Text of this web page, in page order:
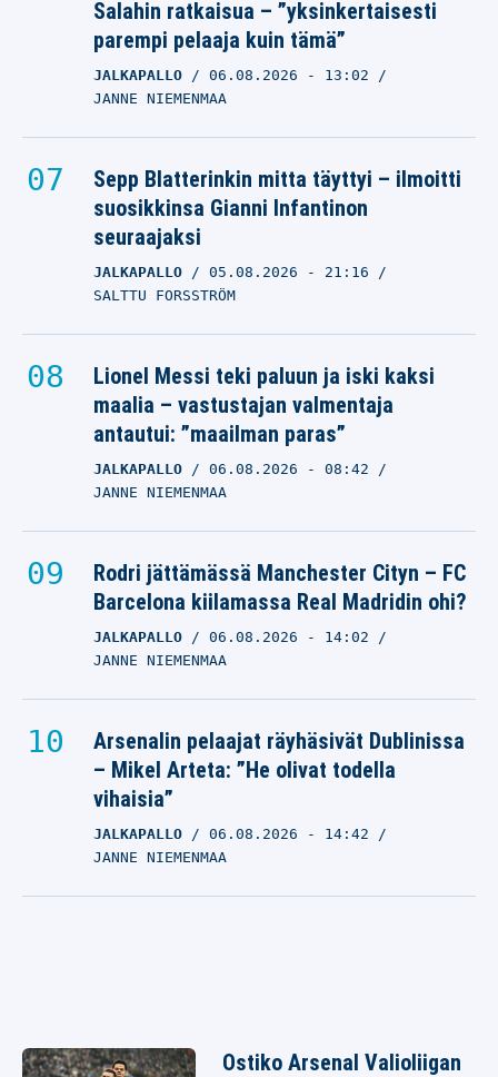
Salahin ratkaisua – ”yksinkertaisesti
parempi pelaaja kuin tämä”
JALKAPALLO 06.08.2026 - 13:02
JANNE NIEMENMAA
Sepp Blatterinkin mitta täyttyi – ilmoitti
suosikkinsa Gianni Infantinon
seuraajaksi
JALKAPALLO 05.08.2026 - 21:16
SALTTU FORSSTRÖM
Lionel Messi teki paluun ja iski kaksi
maalia – vastustajan valmentaja
antautui: ”maailman paras”
JALKAPALLO 06.08.2026 - 08:42
JANNE NIEMENMAA
Rodri jättämässä Manchester Cityn – FC
Barcelona kiilamassa Real Madridin ohi?
JALKAPALLO 06.08.2026 - 14:02
JANNE NIEMENMAA
Arsenalin pelaajat räyhäsivät Dublinissa
– Mikel Arteta: ”He olivat todella
vihaisia”
JALKAPALLO 06.08.2026 - 14:42
JANNE NIEMENMAA
Ostiko Arsenal Valioliigan